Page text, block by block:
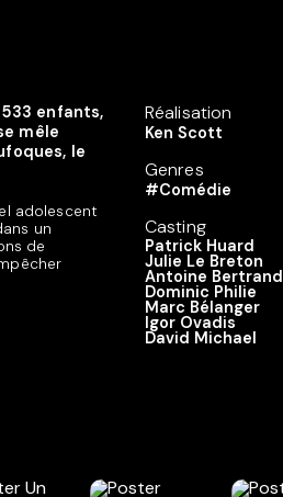
enfants,
mêle
le
adolescent
un
de
Réalisation
Ken Scott
Genres
#Comédie
Casting
Patrick Huard
Julie Le Breton
Antoine Bertrand
Dominic Philie
Marc Bélanger
Igor Ovadis
David Michael